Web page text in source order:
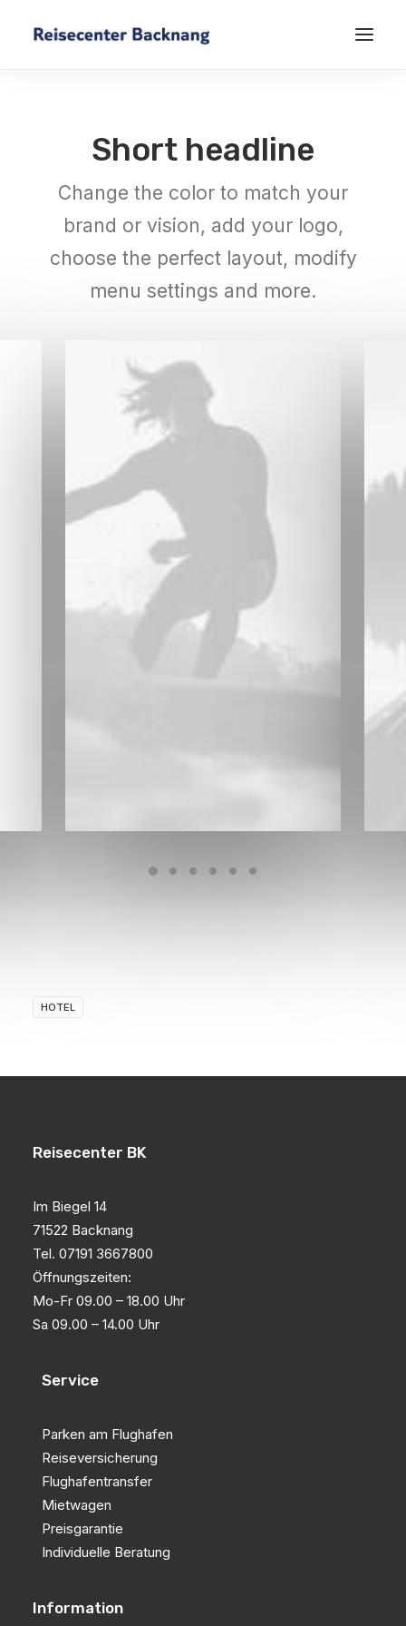
Short headline
Change the color to match your
brand or vision, add your logo,
choose the perfect layout, modify
menu settings and more.
HOTEL
Reisecenter BK
Im Biegel 14
71522 Backnang
Tel. 07191 3667800
Öffnungszeiten:
Mo-Fr 09.00 – 18.00 Uhr
Sa 09.00 – 14.00 Uhr
Service
Parken am Flughafen
Reiseversicherung
Flughafentransfer
Mietwagen
Preisgarantie
Individuelle Beratung
Information